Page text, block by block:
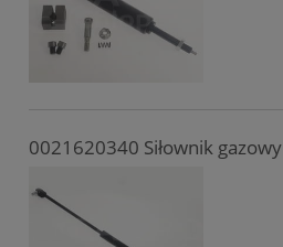
0021620340 Siłownik gazowy